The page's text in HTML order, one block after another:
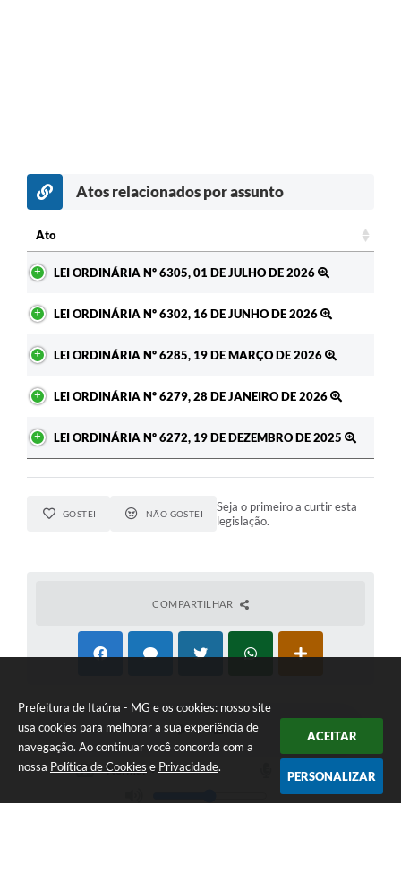
Prefeitura de Itaúna - MG e os cookies: nosso site
usa cookies para melhorar a sua experiência de
navegação. Ao continuar você concorda com a
nossa Política de Cookies e Privacidade.
ACEITAR
PERSONALIZAR
Atos relacionados por assunto
Ato
LEI ORDINÁRIA Nº 6305, 01 DE JULHO DE 2026
LEI ORDINÁRIA Nº 6302, 16 DE JUNHO DE 2026
LEI ORDINÁRIA Nº 6285, 19 DE MARÇO DE 2026
LEI ORDINÁRIA Nº 6279, 28 DE JANEIRO DE 2026
LEI ORDINÁRIA Nº 6272, 19 DE DEZEMBRO DE 2025
GOSTEI NÃO GOSTEI
Seja o primeiro a curtir esta
legislação.
COMPARTILHAR